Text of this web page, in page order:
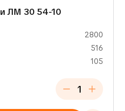
ЛМ 30 54-10
2800
516
105